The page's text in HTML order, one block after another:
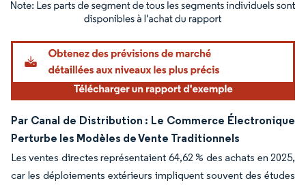
Image © Mordor Intelligence. La réutilisation nécessite une attribution sous CC BY
Par Canal de Distribution : Le Commerce Électronique
Perturbe les Modèles de Vente Traditionnels
Les ventes directes représentaient 64,62 % des achats en 2025,
car les déploiements extérieurs impliquent souvent des études